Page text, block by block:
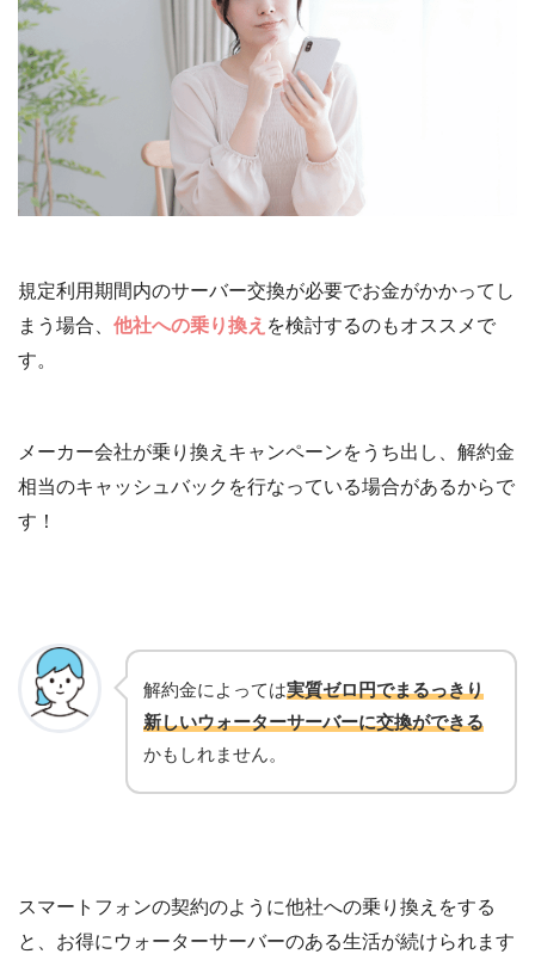
規定利用期間内のサーバー交換が必要でお金がかかってし
まう場合、 他社への乗り換え を検討するのもオススメで
す。
メーカー会社が乗り換えキャンペーンをうち出し、解約金
相当のキャッシュバックを行なっている場合があるからで
す！
解約金によっては実質ゼロ円でまるっきり
新しいウォーターサーバーに交換ができる
かもしれません。
スマートフォンの契約のように他社への乗り換えをする
と、お得にウォーターサーバーのある生活が続けられます